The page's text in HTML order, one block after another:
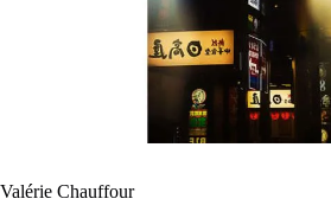
Valérie Chauffour